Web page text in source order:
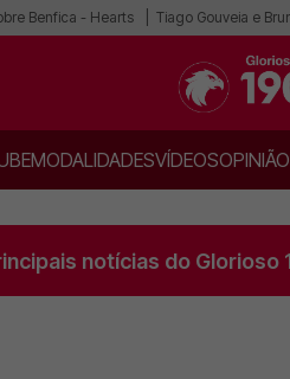
Benfica - Hearts Tiago Gouveia e
MODALIDADESVÍDEOSOPINIÃO
notícias do